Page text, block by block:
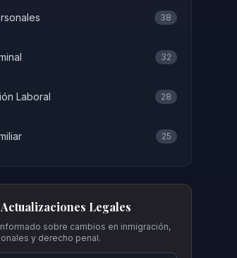
38
32
Laboral 28
25
Legales
sobre cambios en inmigración,
y derecho penal.